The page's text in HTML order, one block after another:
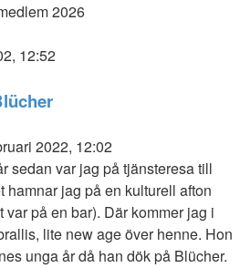
2026
12:52
2022, 12:02
sedan var jag på tjänsteresa till
hamnar jag på en kulturell afton
på en bar). Där kommer jag i
lite new age över henne. Hon
unga år då han dök på Blücher.